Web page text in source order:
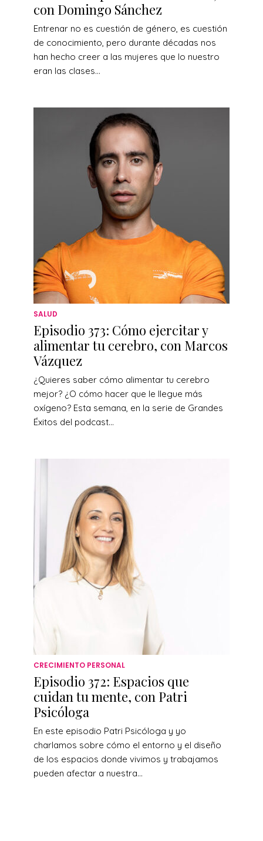
con Domingo Sánchez
Entrenar no es cuestión de género, es cuestión
de conocimiento, pero durante décadas nos
han hecho creer a las mujeres que lo nuestro
eran las clases...
SALUD
Episodio 373: Cómo ejercitar y
alimentar tu cerebro, con Marcos
Vázquez
¿Quieres saber cómo alimentar tu cerebro
mejor? ¿O cómo hacer que le llegue más
oxígeno? Esta semana, en la serie de Grandes
Éxitos del podcast...
CRECIMIENTO PERSONAL
Episodio 372: Espacios que
cuidan tu mente, con Patri
Psicóloga
En este episodio Patri Psicóloga y yo
charlamos sobre cómo el entorno y el diseño
de los espacios donde vivimos y trabajamos
pueden afectar a nuestra...